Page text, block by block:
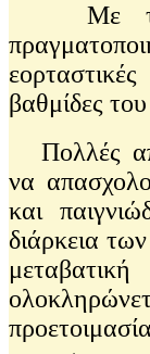
Με την
βαθμίδες
Πολλές
να
και
διάρκεια